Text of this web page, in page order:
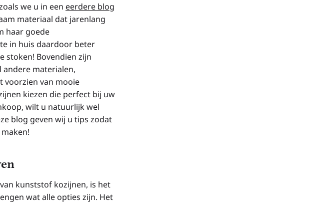
we u in een eerdere blog
materiaal dat jarenlang
haar goede
in huis daardoor beter
stoken! Bovendien zijn
materialen,
voorzien van mooie
kiezen die perfect bij uw
wilt u natuurlijk wel
blog geven wij u tips zodat
kunststof kozijnen, is het
wat alle opties zijn. Het